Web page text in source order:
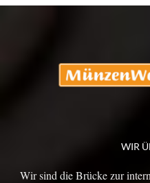
WIR
Wir sind die Brücke zur